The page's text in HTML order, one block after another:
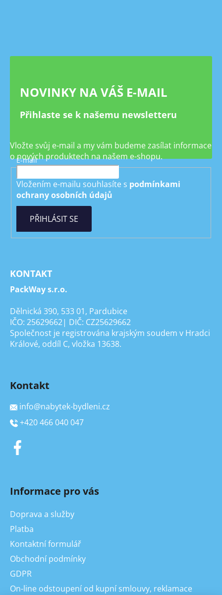
NOVINKY NA VÁŠ E-MAIL
Přihlaste se k našemu newsletteru
Vložte svůj e-mail a my vám budeme zasílat informace
o nových produktech na našem e-shopu.
E-mail
Vložením e-mailu souhlasíte s podmínkami
ochrany osobních údajů
PŘIHLÁSIT SE
KONTAKT
PackWay s.r.o.
Dělnická 390, 533 01, Pardubice
IČO: 25629662| DIČ: CZ25629662
Společnost je registrována krajským soudem v Hradci
Králové, oddíl C, vložka 13638.
Kontakt
info@nabytek-bydleni.cz
+420 466 040 047
Informace pro vás
Doprava a služby
Platba
Kontaktní formulář
Obchodní podmínky
GDPR
On-line odstoupení od kupní smlouvy, reklamace